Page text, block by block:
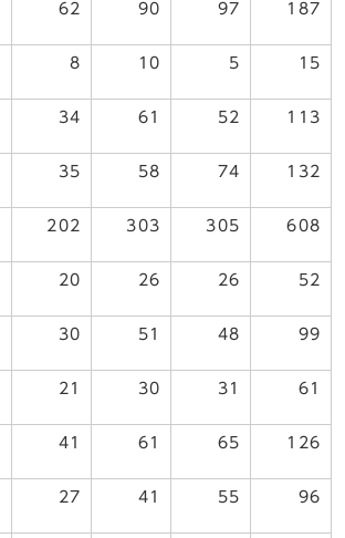
62 90 97 187
8 10 5 15
34 61 52 113
35 58 74 132
202 303 305 608
20 26 26 52
30 51 48 99
21 30 31 61
41 61 65 126
27 41 55 96